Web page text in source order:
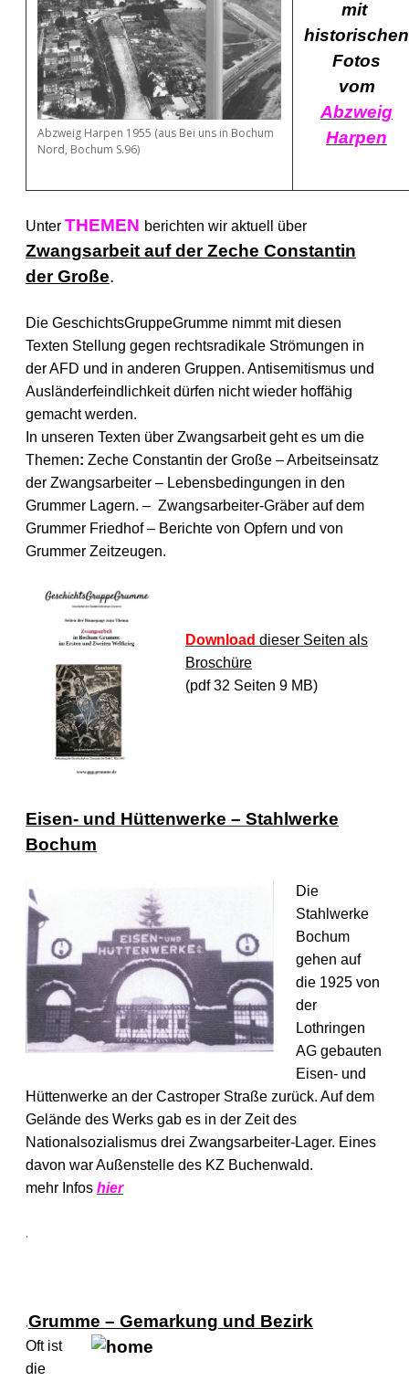
Abzweig Harpen 1955 (aus Bei uns in Bochum
Nord, Bochum S.96)
mit
historischen
Fotos
vom
Abzweig
Harpen
Unter THEMEN berichten wir aktuell über
Zwangsarbeit auf der Zeche Constantin
der Große.
Die GeschichtsGruppeGrumme nimmt mit diesen
Texten Stellung gegen rechtsradikale Strömungen in
der AFD und in anderen Gruppen. Antisemitismus und
Ausländerfeindlichkeit dürfen nicht wieder hoffähig
gemacht werden.
In unseren Texten über Zwangsarbeit geht es um die
Themen: Zeche Constantin der Große – Arbeitseinsatz
der Zwangsarbeiter – Lebensbedingungen in den
Grummer Lagern. – Zwangsarbeiter-Gräber auf dem
Grummer Friedhof – Berichte von Opfern und von
Grummer Zeitzeugen.
Download dieser Seiten als
Broschüre
(pdf 32 Seiten 9 MB)
Eisen- und Hüttenwerke – Stahlwerke
Bochum
Die
Stahlwerke
Bochum
gehen auf
die 1925 von
der
Lothringen
AG gebauten
Eisen- und
Hüttenwerke an der Castroper Straße zurück. Auf dem
Gelände des Werks gab es in der Zeit des
Nationalsozialismus drei Zwangsarbeiter-Lager. Eines
davon war Außenstelle des KZ Buchenwald.
mehr Infos hier
.
.Grumme – Gemarkung und Bezirk
Oft ist
die